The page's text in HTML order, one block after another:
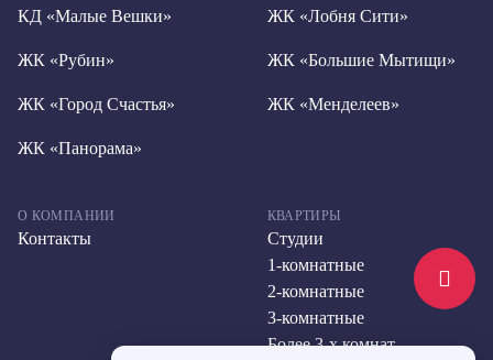
КД «Малые Вешки» ЖК «Лобня Сити»
ЖК «Рубин» ЖК «Большие Мытищи»
ЖК «Город Счастья» ЖК «Менделеев»
ЖК «Панорама»
О КОМПАНИИ
Контакты
КВАРТИРЫ
Студии
1-комнатные
2-комнатные
3-комнатные
Более 3-х комнат